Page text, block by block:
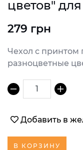
цветов"
279 грн
Чехол с принтом
разноцветные
1
Добавить в
В КОРЗИНУ